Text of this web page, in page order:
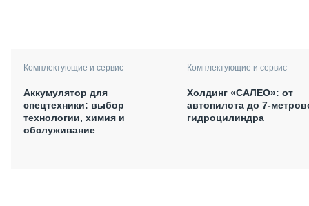
Комплектующие и сервис
Аккумулятор для
спецтехники: выбор
технологии, химия и
обслуживание
Комплектующие и сервис
Холдинг «САЛЕО»: от
автопилота до 7-
гидроцилиндра